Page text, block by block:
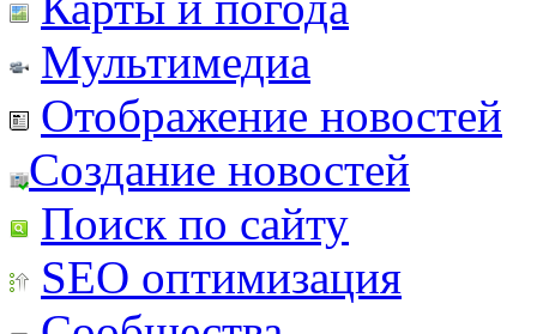
Мультимедиа
Отображение новостей
Создание новостей
Поиск по сайту
SEO оптимизация